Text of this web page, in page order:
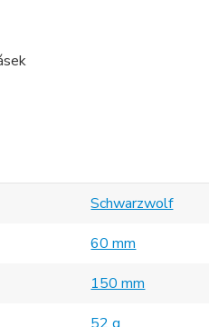
Schwarzwolf
60 mm
150 mm